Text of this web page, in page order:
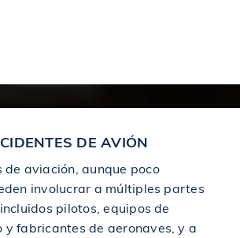
DE AVIÓN
de aviación, aunque poco
involucrar a múltiples partes
pilotos, equipos de
y fabricantes de aeronaves, y a
en un accidente de coche
en un accidente de construcción
a víctima de derrumbe de techo